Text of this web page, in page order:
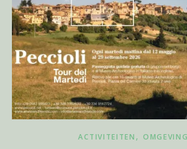
ACTIVITEITEN , OMGEVING